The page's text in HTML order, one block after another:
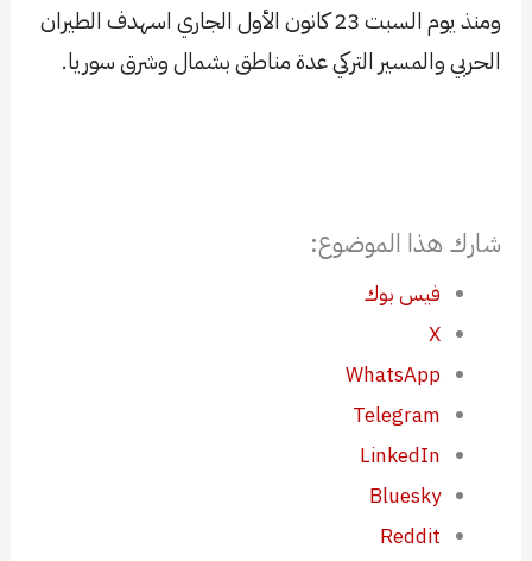
ومنذ يوم السبت 23 كانون الأول الجاري اسهدف الطيران
الحربي والمسير التركي عدة مناطق بشمال وشرق سوريا.
شارك هذا الموضوع:
فيس بوك
X
WhatsApp
Telegram
LinkedIn
Bluesky
Reddit